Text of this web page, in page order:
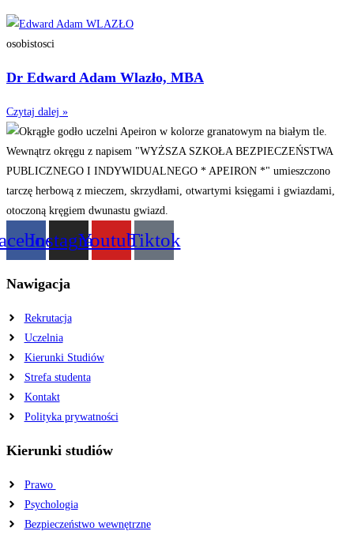
osobistosci
Dr Edward Adam Wlazło, MBA
Czytaj dalej »
InstagramYoutubeTiktok
Nawigacja
Rekrutacja
Uczelnia
Kierunki Studiów
Strefa studenta
Kontakt
Polityka prywatności
Kierunki studiów
Prawo
Psychologia
Bezpieczeństwo wewnętrzne